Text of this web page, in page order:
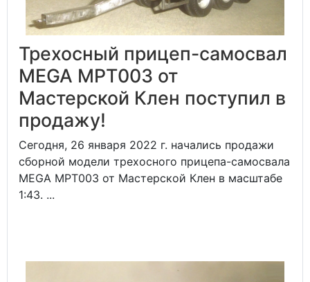
Трехосный прицеп-самосвал
MEGA MPT003 от
Мастерской Клен поступил в
продажу!
Сегодня, 26 января 2022 г. начались продажи
сборной модели трехосного прицепа-самосвала
MEGA MPT003 от Мастерской Клен в масштабе
1:43. ...